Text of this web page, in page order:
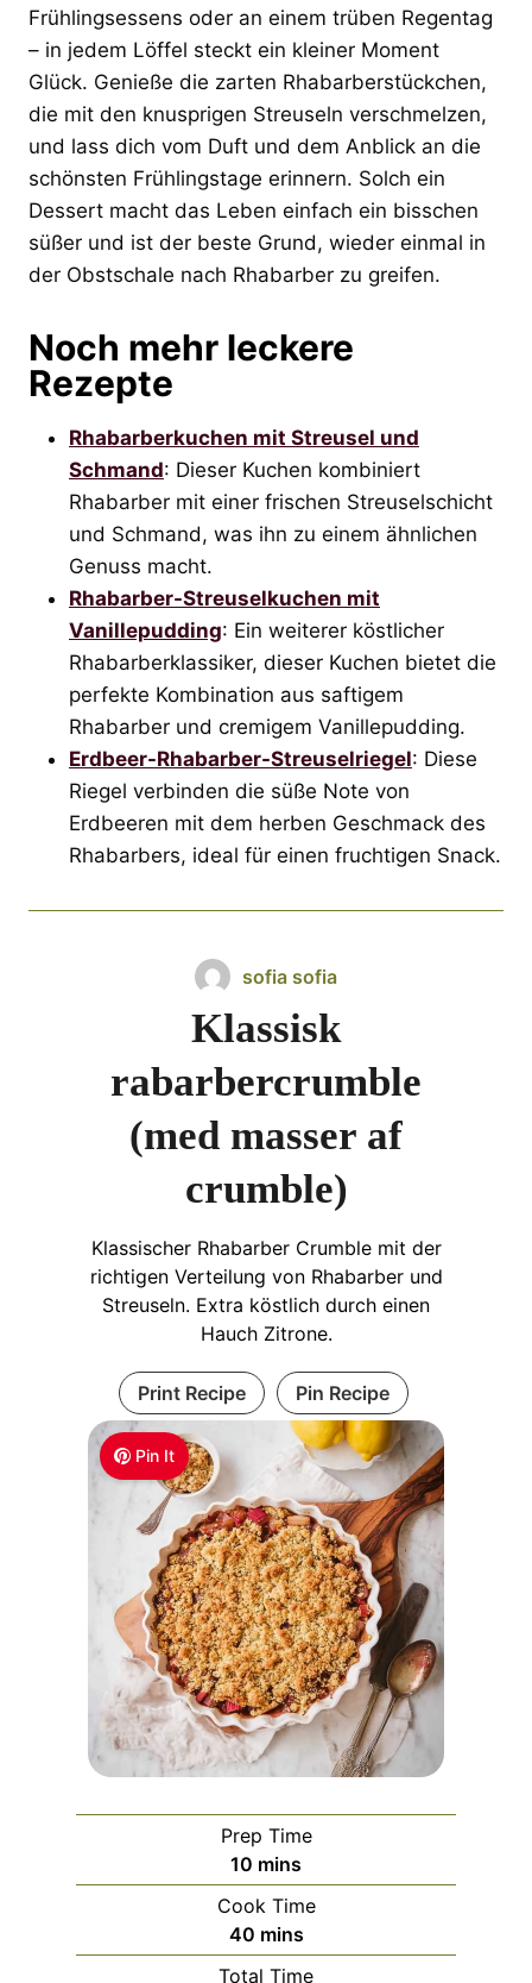
Frühlingsessens oder an einem trüben Regentag
– in jedem Löffel steckt ein kleiner Moment
Glück. Genieße die zarten Rhabarberstückchen,
die mit den knusprigen Streuseln verschmelzen,
und lass dich vom Duft und dem Anblick an die
schönsten Frühlingstage erinnern. Solch ein
Dessert macht das Leben einfach ein bisschen
süßer und ist der beste Grund, wieder einmal in
der Obstschale nach Rhabarber zu greifen.
Noch mehr leckere
Rezepte
Rhabarberkuchen mit Streusel und
Schmand: Dieser Kuchen kombiniert
Rhabarber mit einer frischen Streuselschicht
und Schmand, was ihn zu einem ähnlichen
Genuss macht.
Rhabarber-Streuselkuchen mit
Vanillepudding: Ein weiterer köstlicher
Rhabarberklassiker, dieser Kuchen bietet die
perfekte Kombination aus saftigem
Rhabarber und cremigem Vanillepudding.
Erdbeer-Rhabarber-Streuselriegel: Diese
Riegel verbinden die süße Note von
Erdbeeren mit dem herben Geschmack des
Rhabarbers, ideal für einen fruchtigen Snack.
Pin It
sofia sofia
Klassisk
rabarbercrumble
(med masser af
crumble)
Klassischer Rhabarber Crumble mit der
richtigen Verteilung von Rhabarber und
Streuseln. Extra köstlich durch einen
Hauch Zitrone.
Print Recipe Pin Recipe
Prep Time
10 m
i
n
u
t
mins
Cook Time
40m
i
mins
Total Time